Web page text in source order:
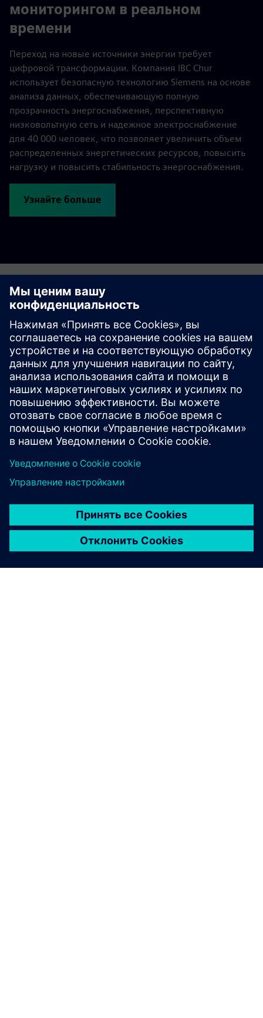
мониторингом в реальном
времени
Переход на новые источники энергии требует
цифровой трансформации. Компания IBC Chur
использует безопасную технологию Siemens на основе
анализа данных, обеспечивающую полную
прозрачность энергоснабжения, перспективную
низковольтную сеть и надежное электроснабжение
для 40 000 человек, что позволяет увеличить объем
распределенных энергетических ресурсов, повысить
нагрузку и повысить стабильность энергоснабжения.
Узнайте больше
Связаться
Если вы хотите узнать больше о представленных
продуктах и решениях Siemens, пожалуйста, свяжитесь
с нами.
Свяжитесь с нами здесь